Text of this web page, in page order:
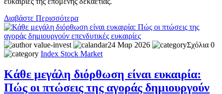
Διαβάστε Περισσότερα
value-invest 24 Μαρ 2026
Σχόλια 0
Index Stock Market
Κάθε μεγάλη διόρθωση είναι ευκαιρία:
Πώς οι πτώσεις της αγοράς δημιουργούν